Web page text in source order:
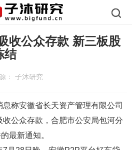
收公众存款 新三板股
结
： 子沐研究
称安徽省长天资产管理有限公司
收公众存款，合肥市公安局包河分
最新通知。